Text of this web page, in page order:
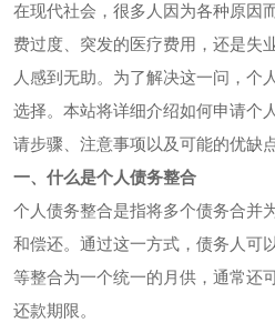
在现代社会，很多人因为各种原因
费过度、突发的医疗费用，还是失
人感到无助。为了解决这一问，个
选择。本站将详细介绍如何申请个
请步骤、注意事项以及可能的优缺点
一、什么是个人债务整合
个人债务整合是指将多个债务合并
和偿还。通过这一方式，债务人可
等整合为一个统一的月供，通常还
还款期限。